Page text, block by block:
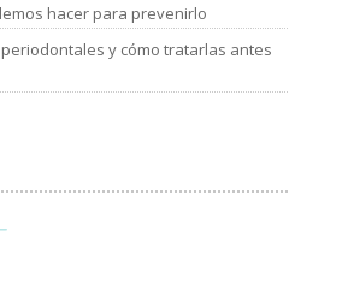
hacer para prevenirlo
y cómo tratarlas antes